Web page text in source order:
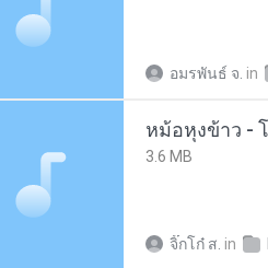
อมรพันธ์ จ. in
3.6 MB
จิ๊กโก๋ ส. in